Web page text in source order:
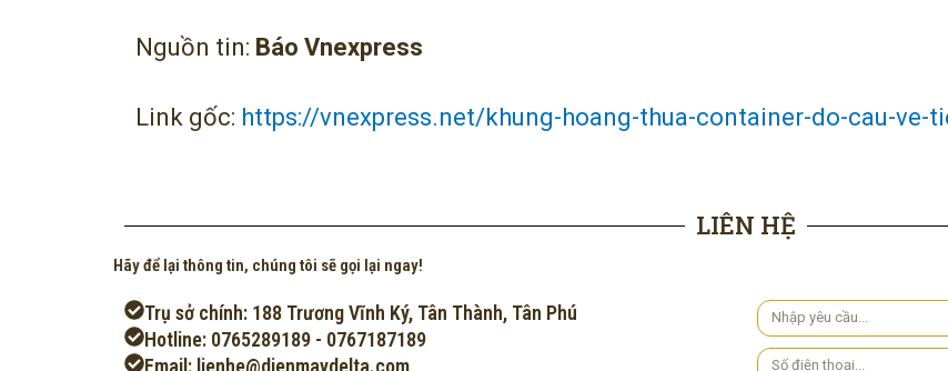
Nguồn tin: Báo Vnexpress
Link gốc: https://vnexpress.net/khung-hoang-thua-container-do-cau-ve-
LIÊN HỆ
Hãy để lại thông tin, chúng tôi sẽ gọi lại ngay!
Trụ sở chính: 188 Trương Vĩnh Ký, Tân Thành, Tân Phú
Hotline: 0765289189 - 0767187189
Email: lienhe@dienmaydelta.com
Yêu
cầu
Số